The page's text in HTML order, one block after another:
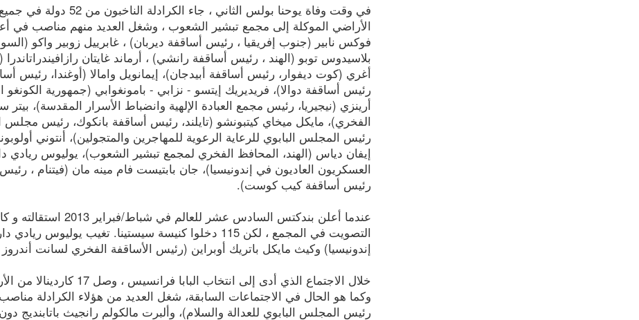
الأراضي الموكلة إلى مجمع تبشير الشعوب ، وشغل العديد منهم مناصب في
فوكس نابير (جنوب إفريقيا ، رئيس أساقفة ديربان) ، غابرييل زوبير واكو
أغري (كوت ديفوار، رئيس أساقفة أبيدجان)، إيمانويل وامالا (أوغندا، رئيس
رئيس أساقفة دوالا)، فريديريك إيتسو - نزابي - بامونغوابي (جمهورية
أرينزي (نيجيريا، رئيس مجمع العبادة الإلهية وانضباط الأسرار المقدسة)،
الفخري)، مايكل ميخاي كيتبونشو (تايلند، رئيس أساقفة بانكوك، رئيس مجلس
رئيس المجلس البابوي للرعاية الرعوية للمهاجرين والمتجولين)، أنتوني
إيفان دياس (الهند، المحافظ الفخري لمجمع تبشير الشعوب)، يوليوس ريادي
العسكريون العاديون في إندونيسيا)، جان بابتيست فام مينه مان (فيتنام ،
رئيس أساقفة كيب كوست).
التصويت في المجمع ، لكن 115 دخلوا كنيسة سيستينا. تغيب
إندونيسيا) وكيث مايكل باتريك أوبراين (رئيس الأساقفة الفخري لسانت
خلال الاجتماع الذي أدى إلى
وكما هو الحال في الاجتماعات السابقة، شغل العديد من هؤلاء الكرادلة مناصب
رئيس المجلس البابوي للعدالة والسلام)، وألبرت مالكولم رانجيث باتابنديج